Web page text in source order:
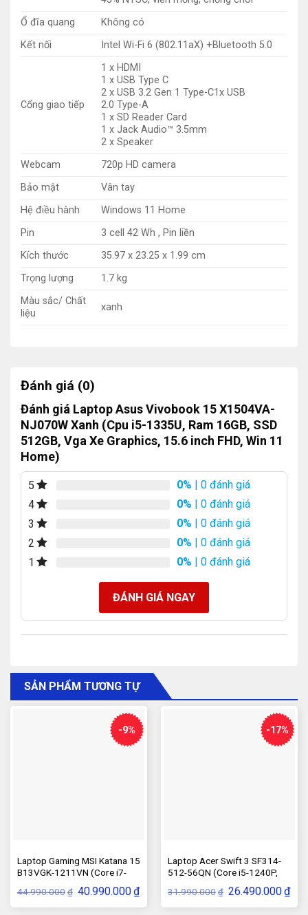
Ổ đĩa quang
Không có
Kết nối
Intel Wi-Fi 6 (802.11aX) +Bluetooth 5.0
Cổng giao tiếp
1 x HDMI
1 x USB Type C
2 x USB 3.2 Gen 1 Type-C1x USB
2.0 Type-A
1 x SD Reader Card
1 x Jack Audio™ 3.5mm
2 x Speaker
Webcam
720p HD camera
Bảo mật
Vân tay
Hệ điều hành
Windows 11 Home
Pin
3 cell 42 Wh , Pin liền
Kích thước
35.97 x 23.25 x 1.99 cm
Trọng lượng
1.7 kg
Màu sắc/ Chất
liệu
xanh
Đánh giá (0)
Đánh giá Laptop Asus Vivobook 15 X1504VA-
NJ070W Xanh (Cpu i5-1335U, Ram 16GB, SSD
512GB, Vga Xe Graphics, 15.6 inch FHD, Win 11
Home)
5 0% | 0 đánh giá
4
0% | 0 đánh giá
3
0% | 0 đánh giá
2
0% | 0 đánh giá
1
0% | 0 đánh giá
ĐÁNH GIÁ NGAY
SẢN PHẨM TƯƠNG TỰ
-9%
Laptop Gaming MSI Katana 15
B13VGK-1211VN (Core i7-
44.990.000 ₫ Giá
gốc
là:
40.990.000₫Giá
hiện
tại
-17%
Laptop Acer Swift 3 SF314-
512-56QN (Core i5-1240P,
31.990.000 ₫ Giá
gốc
là:
26.490.000₫Giá
hiện
tại